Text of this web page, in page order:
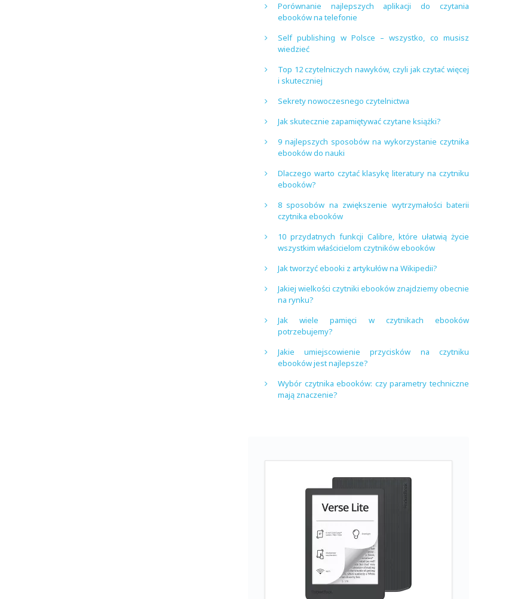
Porównanie najlepszych aplikacji do czytania
ebooków na telefonie
Self publishing w Polsce – wszystko, co musisz
wiedzieć
Top 12 czytelniczych nawyków, czyli jak czytać więcej
i skuteczniej
Sekrety nowoczesnego czytelnictwa
Jak skutecznie zapamiętywać czytane książki?
9 najlepszych sposobów na wykorzystanie czytnika
ebooków do nauki
Dlaczego warto czytać klasykę literatury na czytniku
ebooków?
8 sposobów na zwiększenie wytrzymałości baterii
czytnika ebooków
10 przydatnych funkcji Calibre, które ułatwią życie
wszystkim właścicielom czytników ebooków
Jak tworzyć ebooki z artykułów na Wikipedii?
Jakiej wielkości czytniki ebooków znajdziemy obecnie
na rynku?
Jak wiele pamięci w czytnikach ebooków
potrzebujemy?
Jakie umiejscowienie przycisków na czytniku
ebooków jest najlepsze?
Wybór czytnika ebooków: czy parametry techniczne
mają znaczenie?